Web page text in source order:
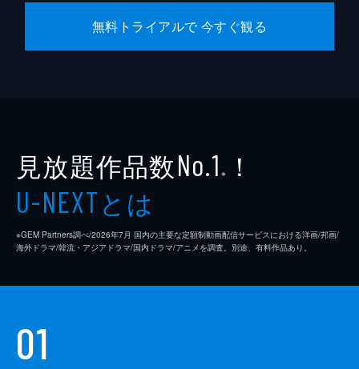
無料トライアルで 今すぐ観る
見放題作品数No.1 ※ ！
U-NEXTとは
※GEM Partners調べ/2026年7⽉ 国内の主要な定額制動画配信サービスにおける洋画/邦画/
海外ドラマ/韓流・アジアドラマ/国内ドラマ/アニメを調査。別途、有料作品あり。
01